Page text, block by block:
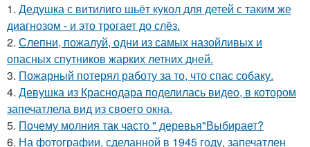
1. Дедушка с витилиго шьёт кукол для детей с таким же
диагнозом - и это трогает до слёз.
2. Слепни, пожалуй, одни из самых назойливых и
опасных спутников жарких летних дней.
3. Пожарный потерял работу за то, что спас собаку.
4. Девушка из Краснодара поделилась видео, в котором
запечатлела вид из своего окна.
5. Почему молния так часто " деревья"Выбирает?
6. На фотографии, сделанной в 1945 году, запечатлен